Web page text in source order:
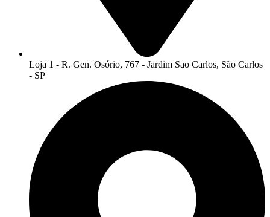
Loja 1 - R. Gen. Osório, 767 - Jardim Sao Carlos, São Carlos
- SP